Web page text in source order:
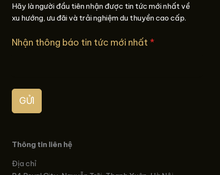
Hãy là người đầu tiên nhận được tin tức mới nhất về
xu hướng, ưu đãi và trải nghiệm du thuyền cao cấp.
Nhận thông báo tin tức mới nhất *
GỬI
Thông tin liên hệ
Địa chỉ